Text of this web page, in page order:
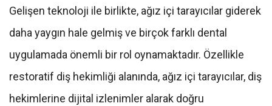
Gelişen teknoloji ile birlikte, ağız içi tarayıcılar giderek
daha yaygın hale gelmiş ve birçok farklı dental
uygulamada önemli bir rol oynamaktadır. Özellikle
restoratif diş hekimliği alanında, ağız içi tarayıcılar, diş
hekimlerine dijital izlenimler alarak doğru